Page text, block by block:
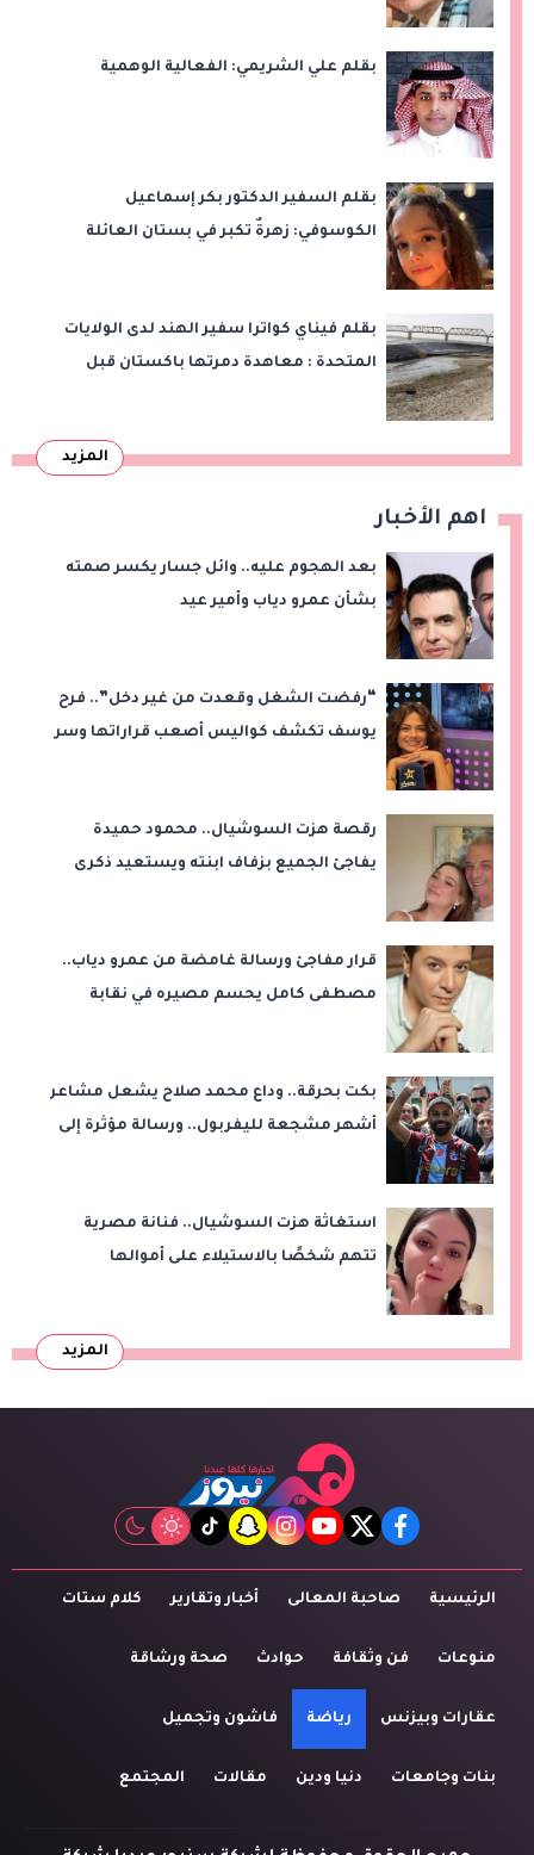
بقلم علي الشريمي: الفعالية الوهمية
بقلم السفير الدكتور بكر إسماعيل
الكوسوفي: زهرةٌ تكبر في بستان العائلة
بقلم فيناي كواترا سفير الهند لدى الولايات
المتحدة : معاهدة دمرتها باكستان قبل
المزيد
اهم الأخبار
بعد الهجوم عليه.. وائل جسار يكسر صمته
بشأن عمرو دياب وأمير عيد
“رفضت الشغل وقعدت من غير دخل”.. فرح
يوسف تكشف كواليس أصعب قراراتها وسر
رقصة هزت السوشيال.. محمود حميدة
يفاجئ الجميع بزفاف ابنته ويستعيد ذكرى
قرار مفاجئ ورسالة غامضة من عمرو دياب..
مصطفى كامل يحسم مصيره في نقابة
بكت بحرقة.. وداع محمد صلاح يشعل مشاعر
أشهر مشجعة لليفربول.. ورسالة مؤثرة إلى
استغاثة هزت السوشيال.. فنانة مصرية
تتهم شخصًا بالاستيلاء على أموالها
المزيد
facebook
twitter
youtube
instagram
snapchat
tiktok
الرئيسية صاحبة المعالى أخبار وتقارير كلام ستات
منوعات فن وثقافة حوادث صحة ورشاقة
عقارات وبيزنس رياضة فاشون وتجميل
بنات وجامعات دنيا ودين مقالات المجتمع